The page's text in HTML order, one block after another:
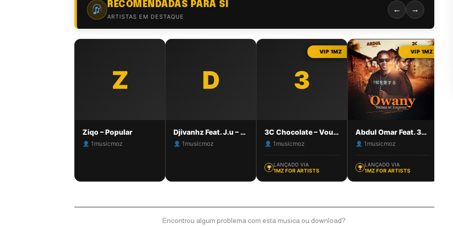
RECOMENDADAS PARA SI
ARTISTAS EM DESTAQUE
← →
Z
Ziqo – Popular
1musicmoz
D
Djivanhz Feat. J.u – Sta mi Cuiar [1MZ]
1musicmoz
3
VIP 1MZ
3C Chocolate – Vou dar Amor
1musicmoz
LANÇADO VIA
1MZ FOR ARTISTS
VIP 1MZ
Abdul Omar Feat. 3C Chocolate – Owany “Nunca se Esquece”
1musicmoz
LANÇADO VIA
1MZ FOR ARTISTS
Encontrou algum problema com esta musica ou download?
middle; width: 22px;
left: 6px;' alt='Música
14 3 2